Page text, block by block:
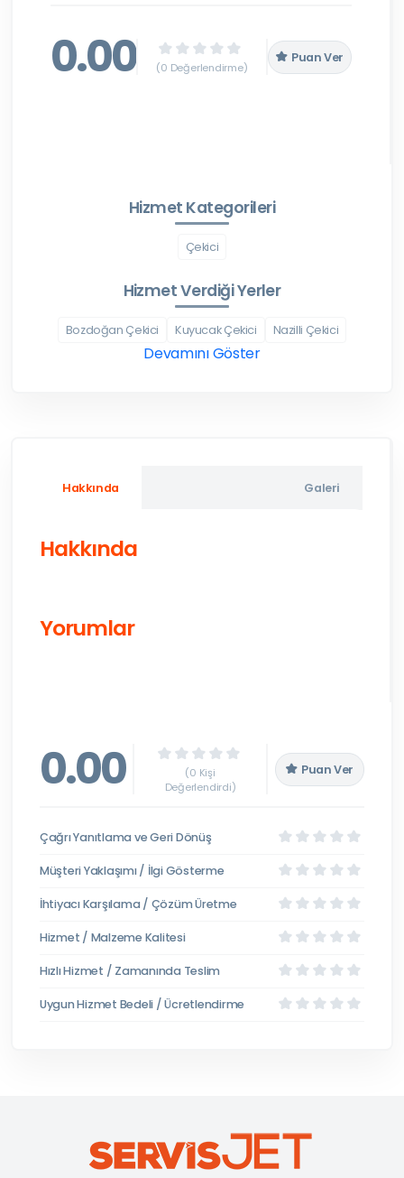
0.00 (0 Değerlendirme)
Puan Ver
Hizmet Kategorileri
Çekici
Hizmet Verdiği Yerler
Bozdoğan Çekici Kuyucak Çekici Nazilli Çekici
Devamını Göster
Hakkında Galeri
Hakkında
Yorumlar
0.00
(0 Kişi
Değerlendirdi)
Puan Ver
Çağrı Yanıtlama ve Geri Dönüş
Müşteri Yaklaşımı / İlgi Gösterme
İhtiyacı Karşılama / Çözüm Üretme
Hizmet / Malzeme Kalitesi
Hızlı Hizmet / Zamanında Teslim
Uygun Hizmet Bedeli / Ücretlendirme